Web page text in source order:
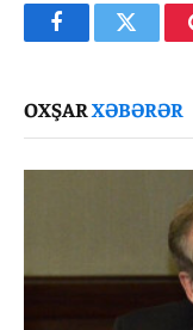
FacebookTwitter
OXŞARXƏBƏRƏR